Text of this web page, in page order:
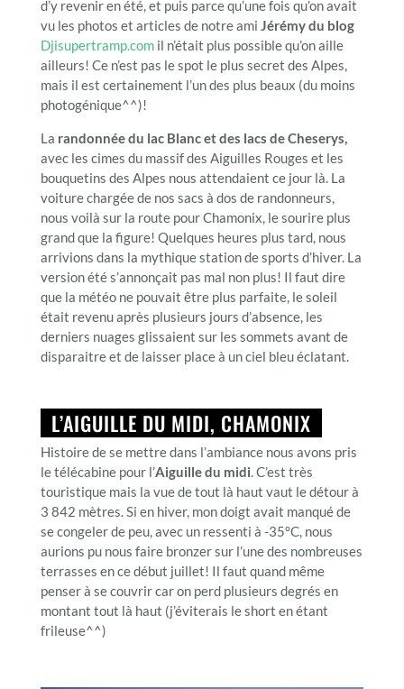
d’y revenir en été, et puis parce qu’une fois qu’on avait
vu les photos et articles de notre ami Jérémy du blog
Djisupertramp.comil n’était plus possible qu’on aille
ailleurs! Ce n’est pas le spot le plus secret des Alpes,
mais il est certainement l’un des plus beaux (du moins
photogénique^^)!
La randonnée du lac Blanc et des lacs de Cheserys,
avec les cimes du massif des Aiguilles Rouges et les
bouquetins des Alpes nous attendaient ce jour là. La
voiture chargée de nos sacs à dos de randonneurs,
nous voilà sur la route pour Chamonix, le sourire plus
grand que la figure! Quelques heures plus tard, nous
arrivions dans la mythique station de sports d’hiver. La
version été s’annonçait pas mal non plus! Il faut dire
que la météo ne pouvait être plus parfaite, le soleil
était revenu après plusieurs jours d’absence, les
derniers nuages glissaient sur les sommets avant de
disparaitre et de laisser place à un ciel bleu éclatant.
L’AIGUILLE DU MIDI, CHAMONIX
Histoire de se mettre dans l’ambiance nous avons pris
le télécabine pour l’Aiguille du midi. C’est très
touristique mais la vue de tout là haut vaut le détour à
3 842 mètres. Si en hiver, mon doigt avait manqué de
se congeler de peu, avec un ressenti à -35°C, nous
aurions pu nous faire bronzer sur l’une des nombreuses
terrasses en ce début juillet! Il faut quand même
penser à se couvrir car on perd plusieurs degrés en
montant tout là haut (j’éviterais le short en étant
frileuse^^)